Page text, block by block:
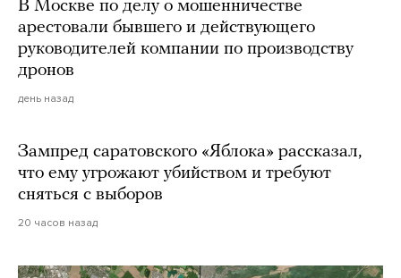
В Москве по делу о мошенничестве
арестовали бывшего и действующего
руководителей компании по производству
дронов
день назад
Зампред саратовского «Яблока» рассказал,
что ему угрожают убийством и требуют
сняться с выборов
20 часов назад